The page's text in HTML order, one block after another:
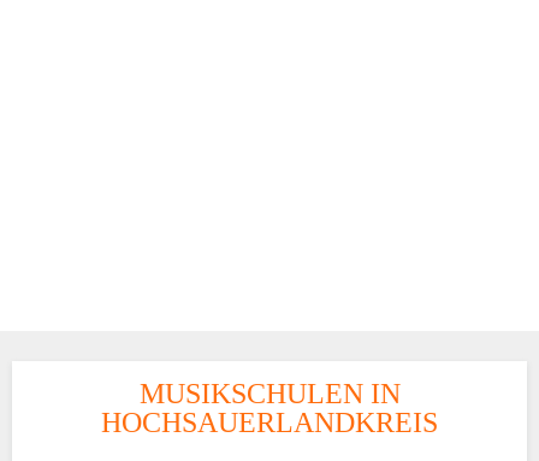
MUSIKSCHULEN IN
HOCHSAUERLANDKREIS